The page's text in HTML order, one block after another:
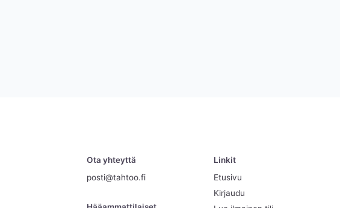
Ota yhteyttä
posti@tahtoo.fi
Linkit
Etusivu
Kirjaudu